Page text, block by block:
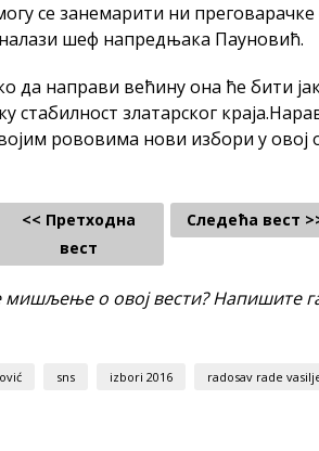
се занемарити ни
налази шеф напредњака Пауновић.
да направи већину она ће бити
стабилност златарског
рововима нови избори у овој
<< Претходна
вест
Следећа вест
мишљење о овој вести? Напишите
sns izbori 2016 radosav rade